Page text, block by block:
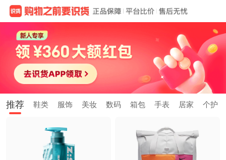
推荐 鞋类 服饰 美妆 数码 箱包 手表 居家 个护